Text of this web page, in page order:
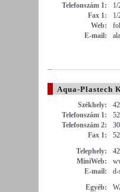
Telefonszám 1:
1/
Fax 1:
1/
Web:
E-mail:
Aqua-Plastech
Székhely:
Telefonszám 1:
Telefonszám 2:
Fax 1:
Telephely:
MiniWeb:
E-mail:
d-
Egyéb: